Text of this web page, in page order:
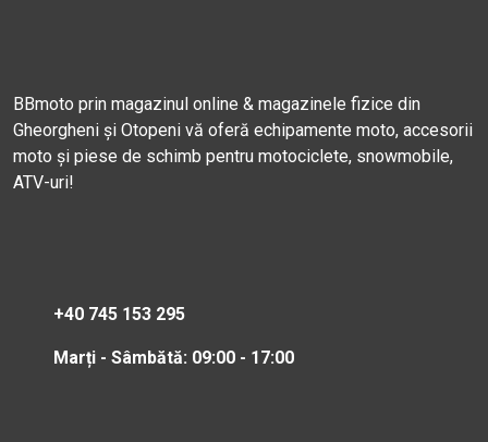
BBmoto prin magazinul online & magazinele fizice din
Gheorgheni și Otopeni vă oferă echipamente moto, accesorii
moto și piese de schimb pentru motociclete, snowmobile,
ATV-uri!
+40 745 153 295
Marți - Sâmbătă: 09:00 - 17:00